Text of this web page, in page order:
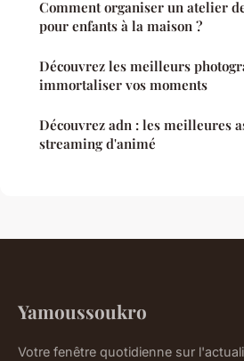
Comment organiser un atelier
pour enfants à la maison ?
Découvrez les meilleurs
immortaliser vos moments
Découvrez adn : les meilleures
streaming d'animé
Yamoussoukro
Votre fenêtre quotidienne sur